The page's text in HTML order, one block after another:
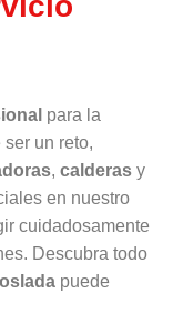
para la
un reto,
, calderas y
en nuestro
cuidadosamente
Descubra todo
puede